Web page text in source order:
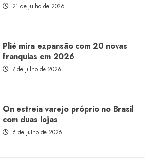
21 de julho de 2026
Plié mira expansão com 20 novas
franquias em 2026
7 de julho de 2026
On estreia varejo próprio no Brasil
com duas lojas
6 de julho de 2026